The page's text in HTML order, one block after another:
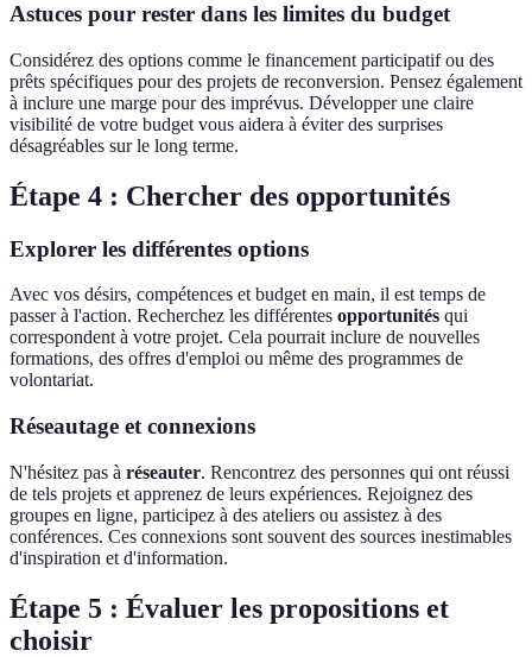
Astuces pour rester dans les limites du budget
Considérez des options comme le financement participatif ou des
prêts spécifiques pour des projets de reconversion. Pensez également
à inclure une marge pour des imprévus. Développer une claire
visibilité de votre budget vous aidera à éviter des surprises
désagréables sur le long terme.
Étape 4 : Chercher des opportunités
Explorer les différentes options
Avec vos désirs, compétences et budget en main, il est temps de
passer à l'action. Recherchez les différentes opportunités qui
correspondent à votre projet. Cela pourrait inclure de nouvelles
formations, des offres d'emploi ou même des programmes de
volontariat.
Réseautage et connexions
N'hésitez pas à réseauter. Rencontrez des personnes qui ont réussi
de tels projets et apprenez de leurs expériences. Rejoignez des
groupes en ligne, participez à des ateliers ou assistez à des
conférences. Ces connexions sont souvent des sources inestimables
d'inspiration et d'information.
Étape 5 : Évaluer les propositions et
choisir